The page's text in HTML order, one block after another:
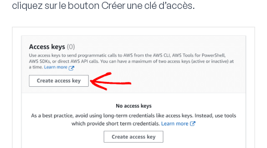
cliquez sur le bouton Créer une clé d’accès.